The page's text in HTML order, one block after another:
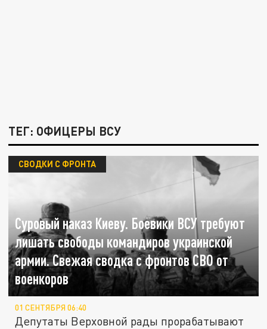
ТЕГ: ОФИЦЕРЫ ВСУ
Суровый наказ Киеву. Боевики ВСУ требуют
лишать свободы командиров украинской
армии. Свежая сводка с фронтов СВО от
военкоров
СВОДКИ С ФРОНТА
01 СЕНТЯБРЯ 06:40
Депутаты Верховной рады прорабатывают